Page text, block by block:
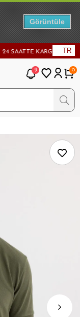
KARGODA! - TR
9 0
Görüntüle